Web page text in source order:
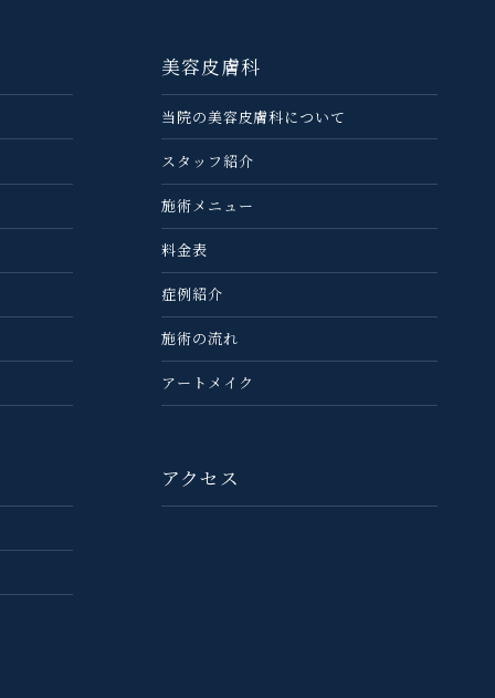
美容皮膚科
当院の美容⽪膚科について
スタッフ紹介
施術メニュー
料金表
症例紹介
施術の流れ
アートメイク
アクセス